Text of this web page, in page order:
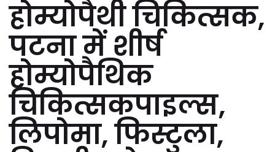
होम्योपैथी चिकित्सक,
पटना में शीर्ष
होम्योपैथिक
चिकित्सकपाइल्स,
लिपोमा, फिस्टुला,